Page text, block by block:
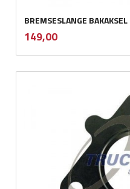
BREMSESLANGE
Pris
149,00mva.